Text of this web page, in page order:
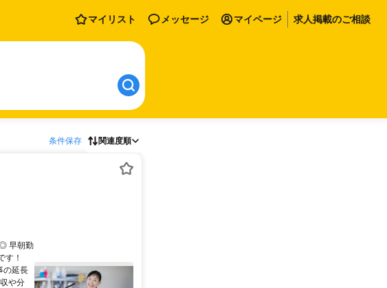
マイリスト メッセージ マイページ 求人掲載のご相談
条件保存 関連度順
早朝勤
す！
の延長
や分